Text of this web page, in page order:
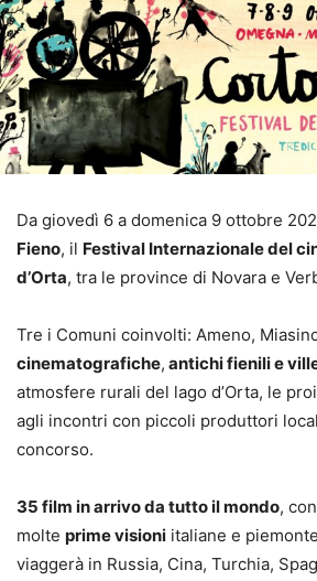
Da giovedì 6 a domenica 9 ottobre
Fieno, il Festival Internazionale del
d’Orta, tra le province di Novara e
Tre i Comuni coinvolti: Ameno,
cinematografiche, antichi fienili e
atmosfere rurali del lago d’Orta, le
agli incontri con piccoli produttori
concorso.
35 film in arrivo da tutto il mondo,
molte prime visioni italiane e
viaggerà in Russia, Cina, Turchia,